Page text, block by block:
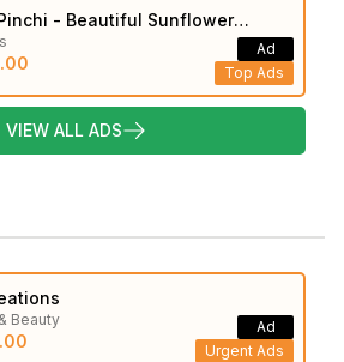
- Beautiful Sunflower
Top Ads
Ad
VIEW ALL ADS
Beauty
Urgent Ads
Ad